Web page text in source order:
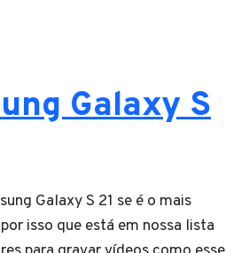
Galaxy S
Galaxy S 21 se é o mais
isso que está em nossa lista